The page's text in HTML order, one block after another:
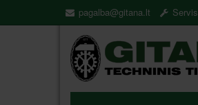
pagalba@gitana.lt